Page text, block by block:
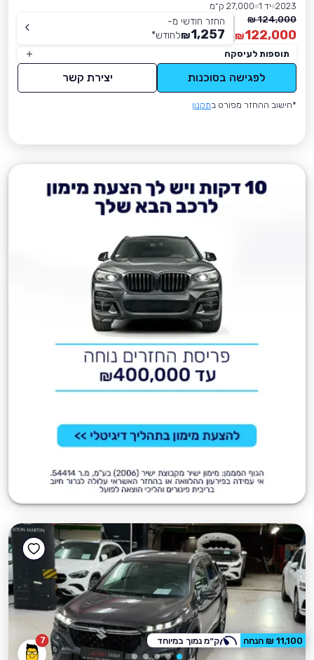
2023 יד 1
27,000 ק״מ
124,000 ₪
122,000
₪
החזר חודשי מ-
1,257
₪לחודש*
תוספות לעיסקה
לפגישה בסוכנות יצירת קשר
*חישוב ההחזר מפורט בתקנון
7 11,100 ₪ הנחה ק״מ נמוך במיוחד